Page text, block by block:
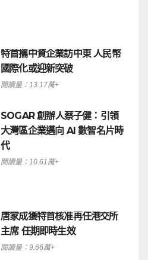
特首攜中資企業訪中東 人民幣
國際化或迎新突破
閱讀量：13.17萬+
SOGAR 創辦人蔡子健：引領
大灣區企業邁向 AI 數智名片時
代
閱讀量：10.61萬+
唐家成獲特首核准再任港交所
主席 任期即時生效
閱讀量：9.66萬+